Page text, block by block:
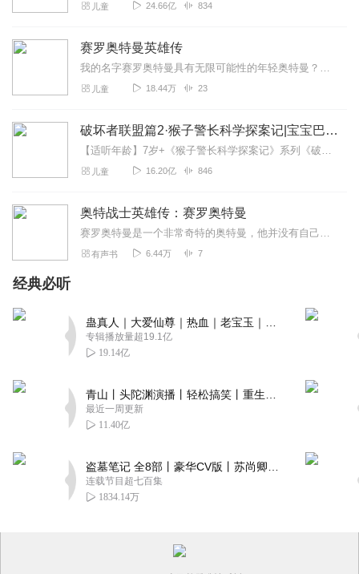
儿童 24.66亿 834
赛罗奥特曼英雄传
我的名字赛罗奥特曼具有无限可能性的年轻奥特曼？虽然身为赛文奥特曼的儿子，但自己却并不知情，父亲是赛文奥特曼师傅，是雷欧奥特曼和阿斯特拉两兄弟贝利亚：我要踏平光之...
儿童 18.44万 23
破坏者联盟篇2·猴子警长科学探案记|宝宝巴士故事
【适听年龄】7岁+《猴子警长科学探案记》系列《破坏者联盟篇1·猴子警长科学探案记》>>>《破坏者联盟篇2·猴子警长科学探案记》>>>《破坏者联盟篇3·猴子警长科...
儿童 16.20亿 846
奥特战士英雄传：赛罗奥特曼
赛罗奥特曼是一个非常奇特的奥特曼，他并没有自己的独立专辑，但经常在一些电影里出现，但很多小伙伴都不了解这个奥特曼，而这个专辑按时间顺序讲述了赛罗奥特曼如从一个叛...
有声书 6.44万 7
经典必听
专辑播放量超19.1亿
19.14亿
最近一周更新
11.40亿
连载节目超七百集
1834.14万